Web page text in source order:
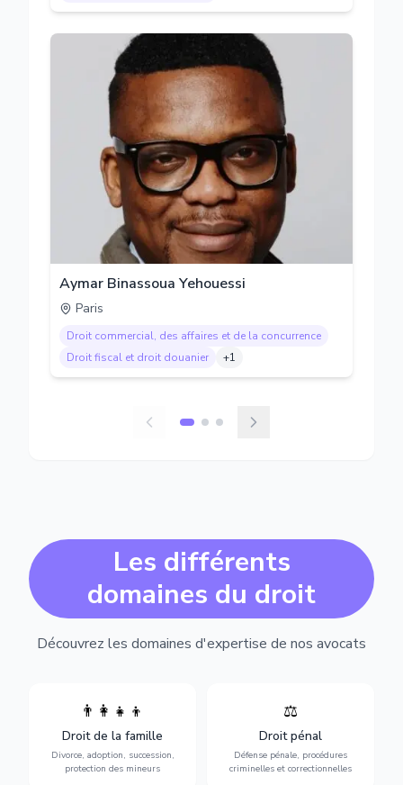
Aymar Binassoua Yehouessi
Paris
Droit commercial, des affaires et de la concurrence
Droit fiscal et droit douanier
+1
Les différents
domaines du droit
Découvrez les domaines d'expertise de nos avocats
👨‍👩‍👧‍👦
Droit de la famille
Divorce, adoption, succession,
protection des mineurs
Divorce, garde d'enfants,
adoption, succession et
protection des personnes
vulnérables.
⚖️
Droit pénal
Défense pénale, procédures
criminelles et correctionnelles
Expertise en matière pénale,
vue jusqu'au procès, pour
toute affaire correctionnelle
ou criminelle.